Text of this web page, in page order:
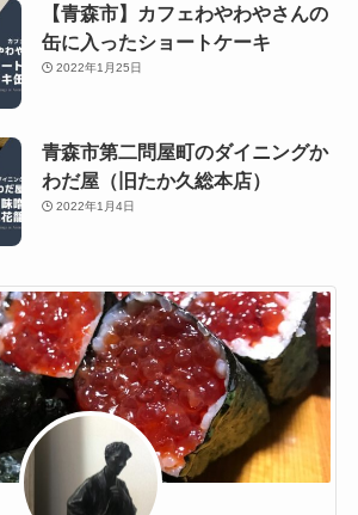
【青森市】カフェわやわやさんの
缶に入ったショートケーキ
2022年1月25日
青森市第二問屋町のダイニングか
わだ屋（旧たか久総本店）
2022年1月4日